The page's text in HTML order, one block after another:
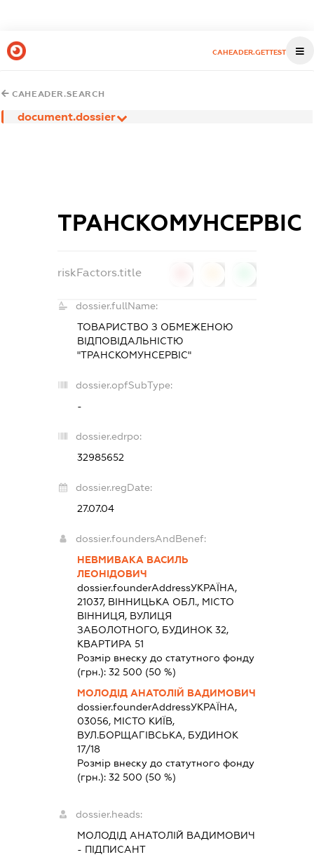
CAHEADER.GETTEST
CAHEADER.SEARCH
document.dossier
ТРАНСКОМУНСЕРВІС
riskFactors.title
dossier.fullName:
ТОВАРИСТВО З ОБМЕЖЕНОЮ
ВІДПОВІДАЛЬНІСТЮ
"ТРАНСКОМУНСЕРВІС"
dossier.opfSubType:
-
dossier.edrpo:
32985652
dossier.regDate:
27.07.04
dossier.foundersAndBenef:
НЕВМИВАКА ВАСИЛЬ
ЛЕОНІДОВИЧ
dossier.founderAddressУКРАЇНА,
21037, ВІННИЦЬКА ОБЛ., МІСТО
ВІННИЦЯ, ВУЛИЦЯ
ЗАБОЛОТНОГО, БУДИНОК 32,
КВАРТИРА 51
Розмір внеску до статутного фонду
(грн.):32 500 (50 %)
МОЛОДІД АНАТОЛІЙ ВАДИМОВИЧ
dossier.founderAddressУКРАЇНА,
03056, МІСТО КИЇВ,
ВУЛ.БОРЩАГІВСЬКА, БУДИНОК
17/18
Розмір внеску до статутного фонду
(грн.):32 500 (50 %)
dossier.heads:
МОЛОДІД АНАТОЛІЙ ВАДИМОВИЧ
- ПІДПИСАНТ